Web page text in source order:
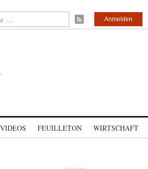
Anmelden
VIDEOS FEUILLETON WIRTSCHAFT